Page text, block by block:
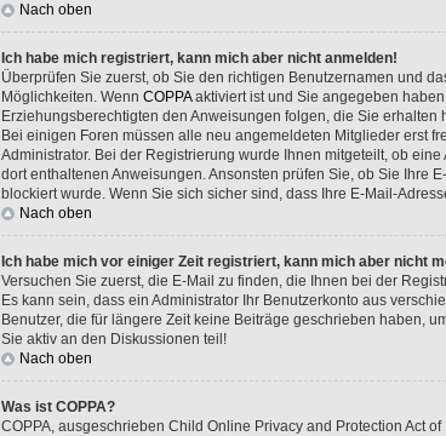
Nach oben
Ich habe mich registriert, kann mich aber nicht anmelden!
Überprüfen Sie zuerst, ob Sie den richtigen Benutzernamen und
Möglichkeiten. Wenn COPPAaktiviert ist und Sie angegeben
Erziehungsberechtigten den Anweisungen folgen, die Sie
Bei einigen Foren müssen alle neu angemeldeten Mitglieder erst
Administrator. Bei der Registrierung wurde Ihnen mitgeteilt, ob
dort enthaltenen Anweisungen. Ansonsten prüfen Sie, ob Sie Ihre
blockiert wurde. Wenn Sie sich sicher sind, dass Ihre E-Mail-
Nach oben
Ich habe mich vor einiger Zeit registriert, kann mich aber nicht
Versuchen Sie zuerst, die E-Mail zu finden, die Ihnen bei der
Es kann sein, dass ein Administrator Ihr Benutzerkonto aus
Benutzer, die für längere Zeit keine Beiträge geschrieben haben,
Sie aktiv an den Diskussionen teil!
Nach oben
Was ist COPPA?
COPPA, ausgeschrieben Child Online Privacy and Protection Act